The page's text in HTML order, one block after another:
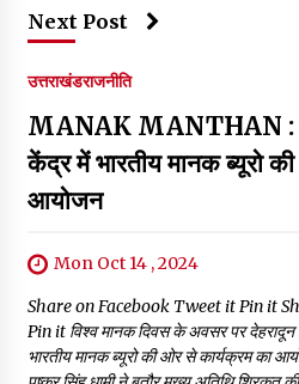
Next Post
उत्तराखंडराजनीति
MANAK MANTHAN :
केंद्र में भारतीय मानक ब्यूरो
आयोजन
Mon Oct 14 , 2024
Share on Facebook Tweet it Pin it
Pin it विश्व मानक दिवस के अवसर पर
भारतीय मानक ब्यूरो की ओर से कार्यक्रम का